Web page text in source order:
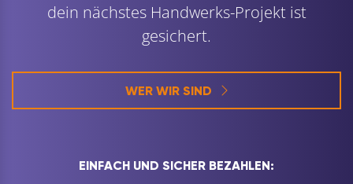
dein nächstes Handwerks-Projekt ist
gesichert.
WER WIR SIND
EINFACH UND SICHER BEZAHLEN: